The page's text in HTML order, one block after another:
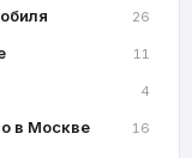
26
11
4
в Москве 16